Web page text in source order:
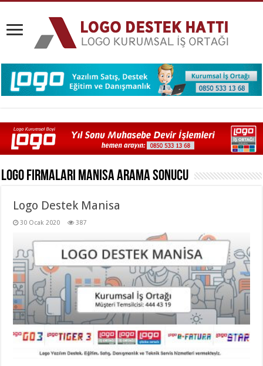
Logo Firmaları ManisaArama Sonucu
Logo Destek Manisa
30 Ocak 2020 387